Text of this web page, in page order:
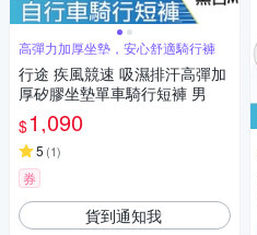
高彈力加厚坐墊，安心舒適騎行褲
行途 疾風競速 吸濕排汗高彈加
厚矽膠坐墊單車騎行短褲 男
$1,090
5 (1)
券
貨到通知我